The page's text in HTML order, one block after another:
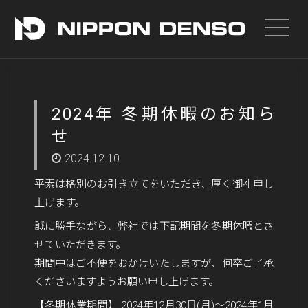
2024年 冬期休暇のお知ら
せ
2024.12.10
平素は格別のお引き立てをいただき、厚く御礼申し
上げます。
誠に勝手ながら、弊社では下記期間を冬期休暇とさ
せていただきます。
期間中はご不便をおかけいたしますが、何卒ご了承
くださいますようお願い申し上げます。
【冬期休業期間】 2024年12月30日(月)～2024年1月